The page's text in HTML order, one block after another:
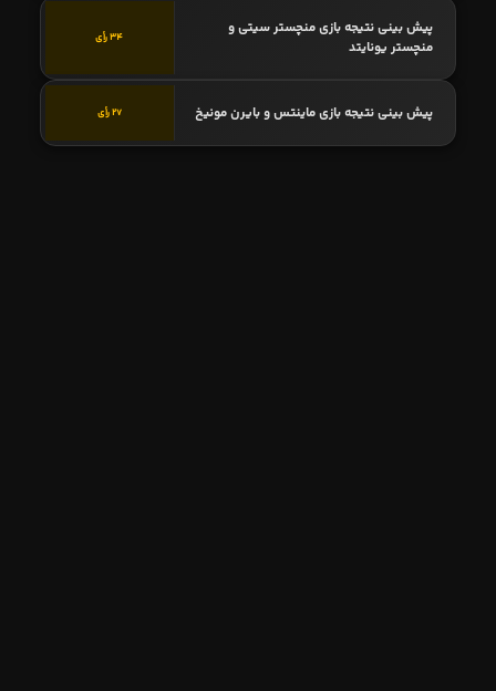
پیش بینی نتیجه بازی منچستر سیتی و
منچستر یونایتد
34 رأی
پیش بینی نتیجه بازی ماینتس و بایرن مونیخ 27 رأی